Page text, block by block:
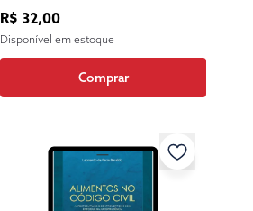
R$ 32,00
Disponível em estoque
Comprar